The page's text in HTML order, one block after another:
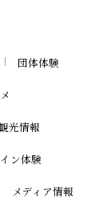
団体体験
光情報
ン体験
メディア情報